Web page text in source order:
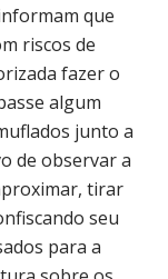
que
riscos de
fazer o
algum
junto a
de observar a
tirar
seu
para a